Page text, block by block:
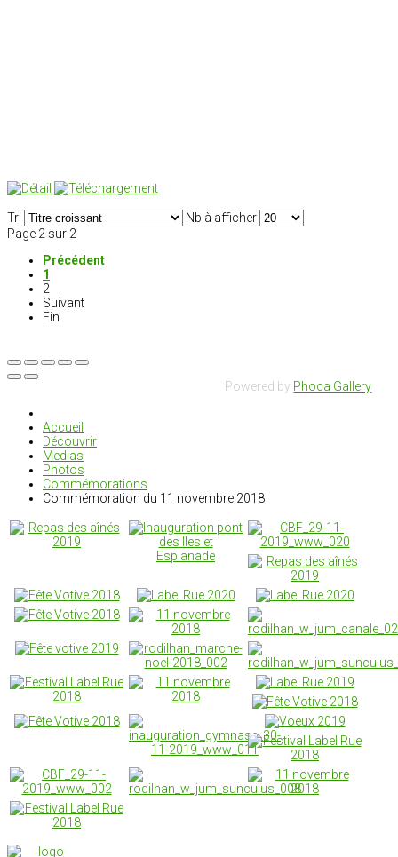
Tri
Nb à afficher
Page 2 sur 2
Précédent
1
2
Suivant
Fin
Powered by Phoca Gallery
Accueil
Découvrir
Medias
Photos
Commémorations
Commémoration du 11 novembre 2018